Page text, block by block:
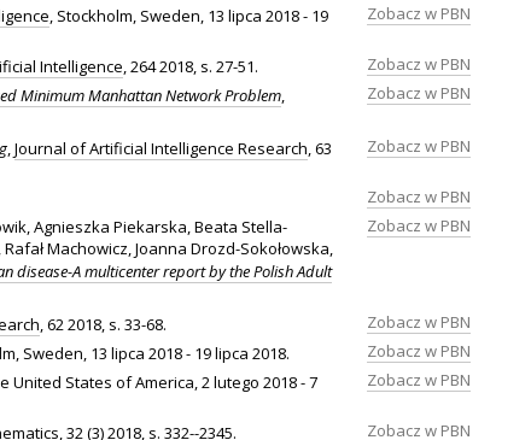
, Stockholm, Sweden, 13 lipca 2018 - 19
Zobacz w PBN
Intelligence , 264 2018, s. 27-51.
Zobacz w PBN
Minimum Manhattan Network Problem Zobacz w PBN
Journal of Artificial Intelligence Research , 63
Zobacz w PBN
Zobacz w PBN
Agnieszka Piekarska, Beata Stella-
Machowicz, Joanna Drozd-Sokołowska,
disease-A multicenter report by the Polish Adult
Zobacz w PBN
, 62 2018, s. 33-68.
Zobacz w PBN
Sweden, 13 lipca 2018 - 19 lipca 2018.
Zobacz w PBN
United States of America, 2 lutego 2018 - 7
Zobacz w PBN
, 32 (3) 2018, s. 332--2345.
Zobacz w PBN